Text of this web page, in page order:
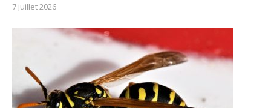
7 juillet 2026